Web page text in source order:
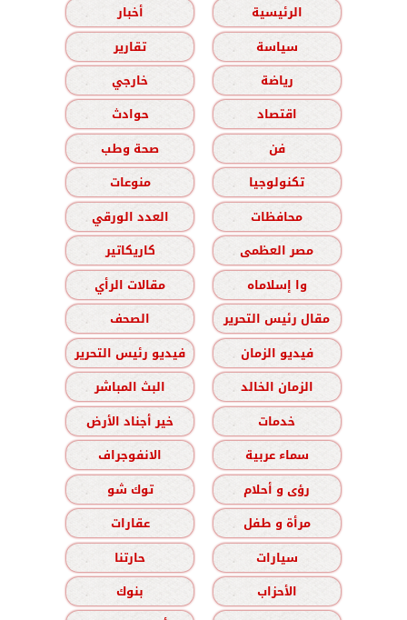
الرئيسية
أخبار
سياسة
تقارير
رياضة
خارجي
اقتصاد
حوادث
فن
صحة وطب
تكنولوجيا
منوعات
محافظات
العدد الورقي
مصر العظمى
كاريكاتير
وا إسلاماه
مقالات الرأي
مقال رئيس التحرير
الصحف
فيديو الزمان
فيديو رئيس التحرير
الزمان الخالد
البث المباشر
خدمات
خير أجناد الأرض
سماء عربية
الانفوجراف
رؤى و أحلام
توك شو
مرأة و طفل
عقارات
سيارات
حارتنا
الأحزاب
بنوك